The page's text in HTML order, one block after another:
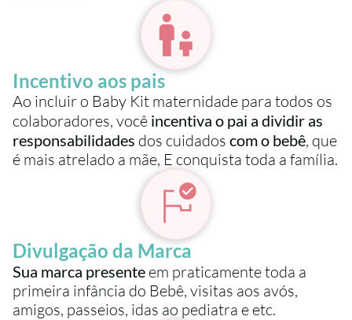
Incentivo aos pais
Ao incluir o Baby Kit maternidade para todos os
colaboradores, você incentiva o pai a dividir as
responsabilidades dos cuidados com o bebê, que
é mais atrelado a mãe, E conquista toda a família.
Divulgação da Marca
Sua marca presente em praticamente toda a
primeira infância do Bebê, visitas aos avós,
amigos, passeios, idas ao pediatra e etc.